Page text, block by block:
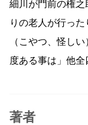
細川が門前の権之
りの老人が行った
（こやつ、怪し
度ある事は」他全
著者